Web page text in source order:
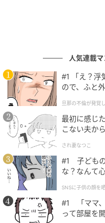
人気連載
#1 「え？浮
ので、ふと
クチャにし
旦那の不倫が発覚
最初に感じ
こない夫か
され妻なつこ
#1 子ども
な？なんて
SNSに子供の顔を
#1 「ママ、
って部屋を